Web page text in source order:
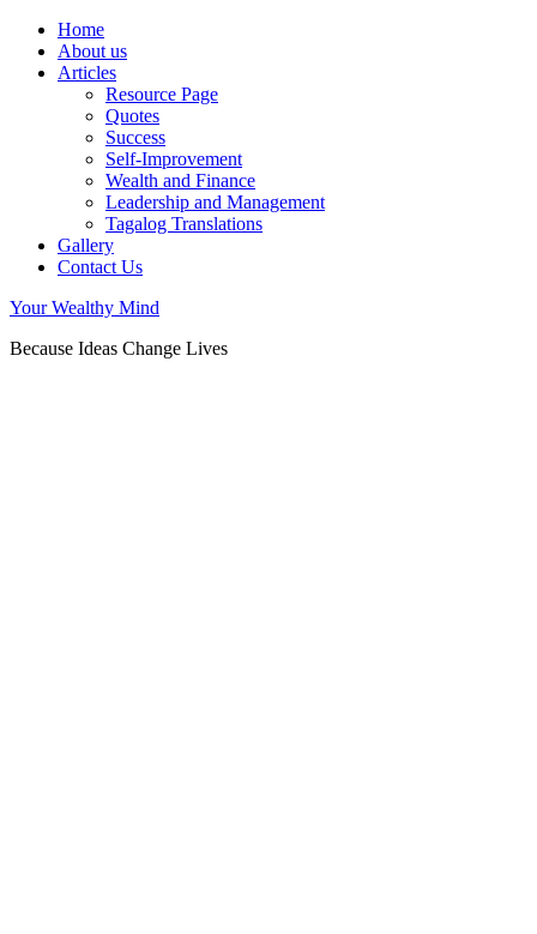
Home
About us
Articles
Resource Page
Quotes
Success
Self-Improvement
Wealth and Finance
Leadership and Management
Tagalog Translations
Gallery
Contact Us
Your Wealthy Mind
Because Ideas Change Lives